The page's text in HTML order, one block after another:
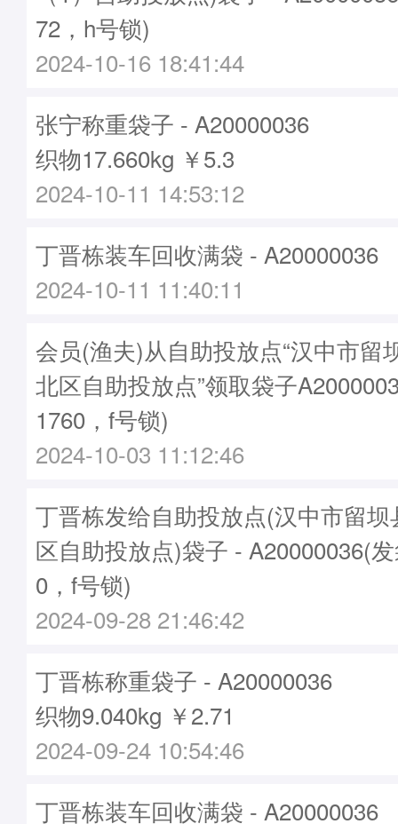
72，h号锁)
2024-10-16 18:41:44
张宁称重袋子 - A20000036
织物17.660kg ￥5.3
2024-10-11 14:53:12
丁晋栋装车回收满袋 - A20000036
2024-10-11 11:40:11
会员(渔夫)从自助投放点“汉中市留
北区自助投放点”领取袋子
1760，f号锁)
2024-10-03 11:12:46
丁晋栋发给自助投放点(汉中市留
区自助投放点)袋子 - A20000036(
0，f号锁)
2024-09-28 21:46:42
丁晋栋称重袋子 - A20000036
织物9.040kg ￥2.71
2024-09-24 10:54:46
丁晋栋装车回收满袋 - A20000036